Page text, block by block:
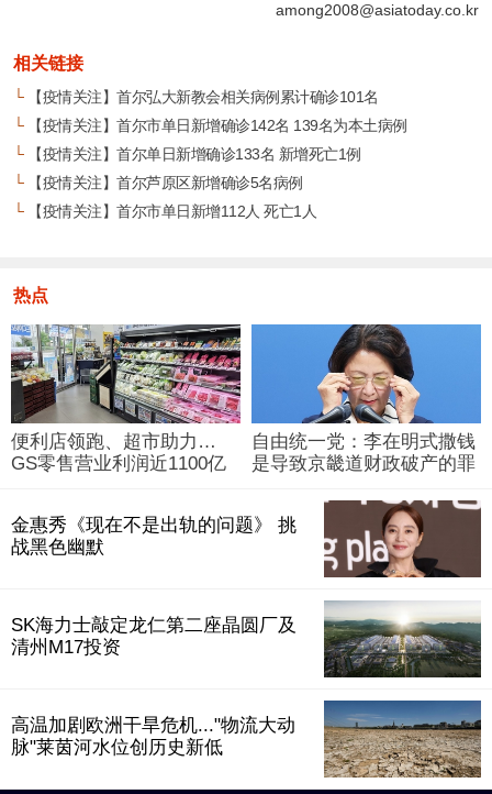
among2008@asiatoday.co.kr
相关链接
└【疫情关注】首尔弘大新教会相关病例累计确诊101名
└【疫情关注】首尔市单日新增确诊142名 139名为本土病例
└【疫情关注】首尔单日新增确诊133名 新增死亡1例
└【疫情关注】首尔芦原区新增确诊5名病例
└【疫情关注】首尔市单日新增112人 死亡1人
热点
便利店领跑、超市助力…
GS零售营业利润近1100亿
自由统一党：李在明式撒钱
是导致京畿道财政破产的罪
金惠秀《现在不是出轨的问题》 挑
战黑色幽默
SK海力士敲定龙仁第二座晶圆厂及
清州M17投资
高温加剧欧洲干旱危机..."物流大动
脉"莱茵河水位创历史新低